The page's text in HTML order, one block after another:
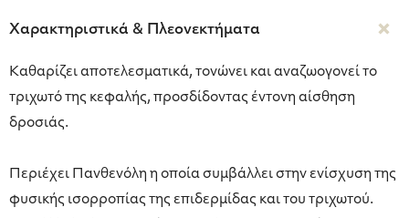
Χαρακτηριστικά & Πλεονεκτήματα
Καθαρίζει αποτελεσματικά, τονώνει και αναζωογονεί το
τριχωτό της κεφαλής, προσδίδοντας έντονη αίσθηση
δροσιάς.
Περιέχει Πανθενόλη η οποία συμβάλλει στην ενίσχυση της
φυσικής ισορροπίας της επιδερμίδας και του τριχωτού.